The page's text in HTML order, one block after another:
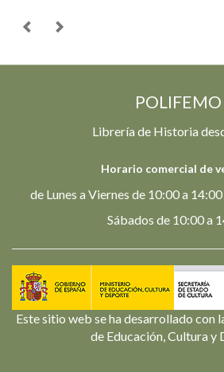
POLIFEMO
Librería de Historia
Horario comercial de
de Lunes a Viernes de 10:00 a
Sábados de 10:00 a
Este sitio web se ha desarrollado con
de Educación, Cultura y